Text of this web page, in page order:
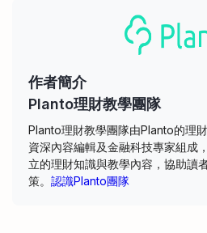
作者簡介
Planto理財教學團隊
Planto理財教學團隊由Planto的理
資深內容編輯及金融科技專家組成
立的理財知識與教學內容，協助讀
策。 認識Planto團隊